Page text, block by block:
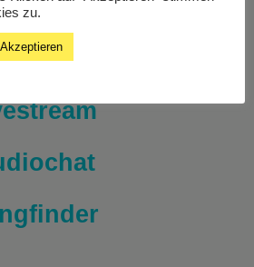
zu.
Akzeptieren